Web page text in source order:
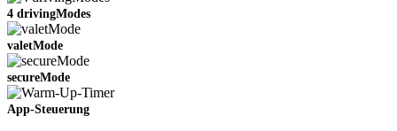
4 drivingModes
valetMode
secureMode
App-Steuerung